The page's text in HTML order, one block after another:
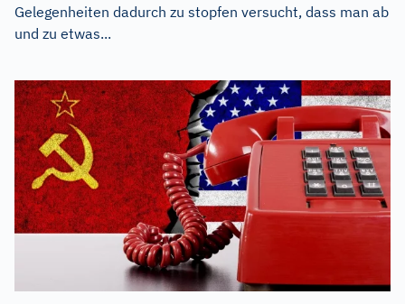
Gelegenheiten dadurch zu stopfen versucht, dass man ab
und zu etwas...